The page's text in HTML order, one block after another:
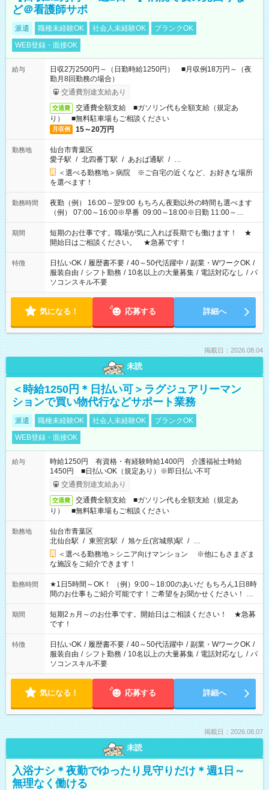
ど＠看護師サポ
派遣 職種未経験OK 社会人未経験OK
ブランクOK
WEB登録・面接OK
給与
日収2万2500円～（日勤時給1250円） ■月収例18万円～（夜
勤月8回勤務の場合）
交通費別途支給あり
交通費
交通費全額支給 ■ガソリン代も全額支給（規定あ
り） ■無料駐車場もご相談ください
月収例 15～20万円
勤務地
仙台市青葉区
愛子駅 / 北四番丁駅 / あおば通駅 / …
＜選べる勤務地＞病院 ※ご自宅の近くなど、お好きな場所
を選べます！
勤務時間
夜勤（例） 16:00～翌9:00 もちろん夜勤以外の時間も選べます
（例） 07:00～16:00※早番 09:00～18:00※日勤 11:00～
20:00※遅番 ※時間は、固定・選べる施設もあるので、ご希望が
あれば調整できます！ ※シフト制。勤務地により実働時間が異
なります。★家庭の都合でお休みが必要な場合も遠慮なくご相
談ください。
期間
短期のお仕事です。職場が気に入れば長期でも働けます！ ★
開始日はご相談ください。 ★急募です！
特徴 日払いOK / 履歴書不要 / 40～50代活躍中 / 副業・WワークOK /
服装自由 / シフト勤務 / 10名以上の大量募集 / 電話対応なし / パ
ソコンスキル不要
気になる！ 応募する 詳細へ
掲載日：2026.08.04
未読
＜時給1250円＊日払い可＞ラグジュアリーマン
ションで買い物代行などサポート業務
派遣 職種未経験OK 社会人未経験OK
ブランクOK
WEB登録・面接OK
給与
時給1250円 有資格・有経験時給1400円 介護福祉士時給
1450円 ■日払いOK（規定あり）※即日払い不可
交通費別途支給あり
交通費
交通費全額支給 ■ガソリン代も全額支給（規定あ
り） ■無料駐車場もご相談ください
勤務地
仙台市青葉区
北仙台駅 / 東照宮駅 / 旭ケ丘(宮城県)駅 / …
＜選べる勤務地＞シニア向けマンション ※他にもさまざま
な施設をご紹介できます！
勤務時間
★1日5時間～OK！ （例）9:00～18:00のあいだ もちろん1日8時
間のお仕事もご紹介可能です！ご希望をお聞かせください！ ★
家庭の都合でお休みが必要な場合も遠慮なくご相談ください。
※週最低15時間以上の勤務が必要です
期間
短期2ヵ月～のお仕事です。開始日はご相談ください！ ★急募
です！
特徴 日払いOK / 履歴書不要 / 40～50代活躍中 / 副業・WワークOK /
服装自由 / シフト勤務 / 10名以上の大量募集 / 電話対応なし / パ
ソコンスキル不要
気になる！ 応募する 詳細へ
掲載日：2026.08.07
未読
入浴ナシ＊夜勤でゆったり見守りだけ＊週1日～
無理なく働ける